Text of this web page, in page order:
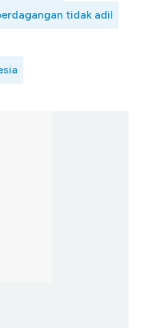
tidak adil